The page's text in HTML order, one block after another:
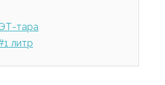
тара
1 литр